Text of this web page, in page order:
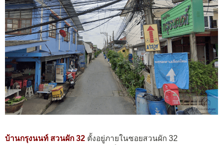
บ้านกรุงนนท์ สวนผัก 32 ตั้งอยู่ภายในซอยสวนผัก 32